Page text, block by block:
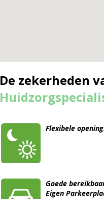
De zekerheden
Flexibele
Goede
Eigen